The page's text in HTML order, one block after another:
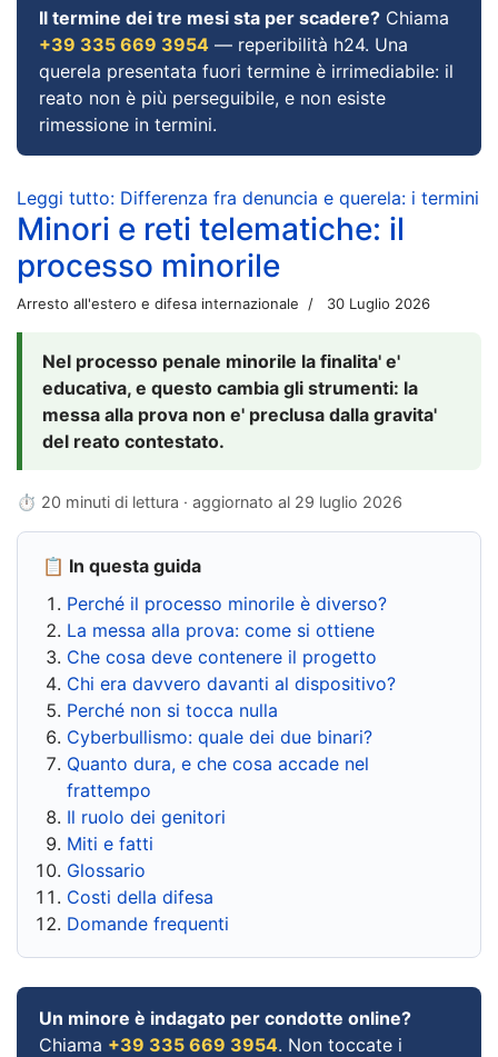
Il termine dei tre mesi sta per scadere? Chiama
+39 335 669 3954 — reperibilità h24. Una
querela presentata fuori termine è irrimediabile: il
reato non è più perseguibile, e non esiste
rimessione in termini.
Leggi tutto: Differenza fra denuncia e querela: i termini
Minori e reti telematiche: il
processo minorile
Arresto all'estero e difesa internazionale 30 Luglio 2026
Nel processo penale minorile la finalita' e'
educativa, e questo cambia gli strumenti: la
messa alla prova non e' preclusa dalla gravita'
del reato contestato.
⏱ 20 minuti di lettura · aggiornato al 29 luglio 2026
📋 In questa guida
Perché il processo minorile è diverso?
La messa alla prova: come si ottiene
Che cosa deve contenere il progetto
Chi era davvero davanti al dispositivo?
Perché non si tocca nulla
Cyberbullismo: quale dei due binari?
Quanto dura, e che cosa accade nel
frattempo
Il ruolo dei genitori
Miti e fatti
Glossario
Costi della difesa
Domande frequenti
Un minore è indagato per condotte online?
Chiama +39 335 669 3954. Non toccate i